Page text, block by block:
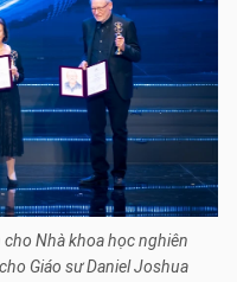
Nhà khoa học nghiên
Giáo sư Daniel Joshua